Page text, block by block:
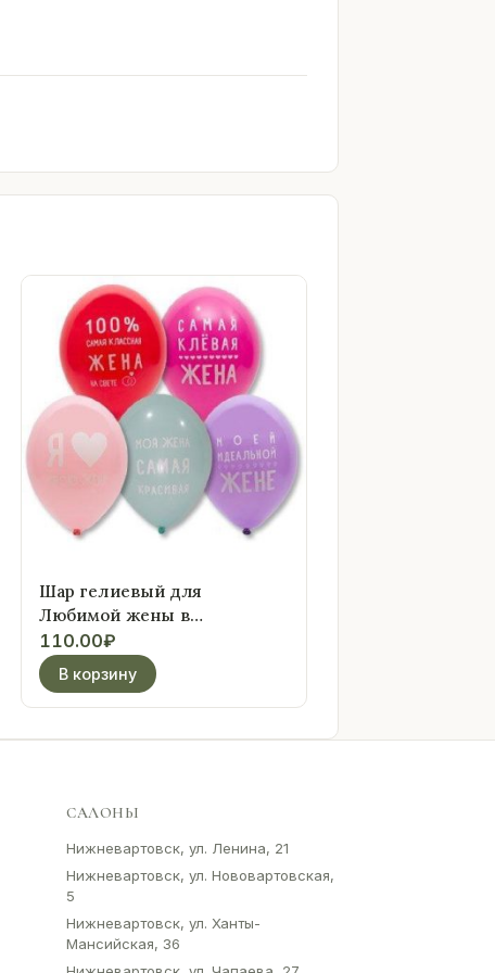
Шар гелиевый для
Любимой жены в
ассортименте
110.00₽
В корзину
САЛОНЫ
Нижневартовск, ул. Ленина, 21
Нижневартовск, ул. Нововартовская,
5
Нижневартовск, ул. Ханты-
Мансийская, 36